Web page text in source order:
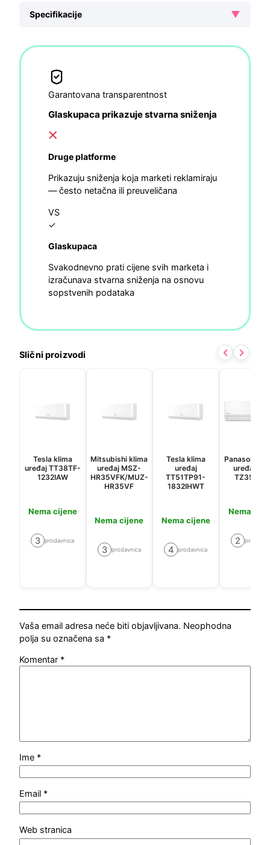
Specifikacije ▼
Garantovana transparentnost
Glaskupaca prikazuje stvarna sniženja
Druge platforme
Prikazuju sniženja koja marketi reklamiraju
— često netačna ili preuveličana
VS
✓
Glaskupaca
Svakodnevno prati cijene svih marketa i
izračunava stvarna sniženja na osnovu
sopstvenih podataka
Slični proizvodi
Tesla klima
uređaj TT38TF-
1232IAW
Nema cijene
3 prodavnica
Mitsubishi klima
uređaj MSZ-
HR35VFK/MUZ-
HR35VF
Nema cijene
3 prodavnica
Tesla klima
uređaj
TT51TP91-
1832IHWT
Nema cijene
4 prodavnica
Panasonic
uređaj
TZ35-
Nema
2
Vaša email adresa neće biti objavljivana. Neophodna
polja su označena sa *
Komentar *
Ime *
Email *
Web stranica